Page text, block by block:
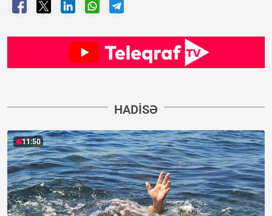
HADISƏ
11:50